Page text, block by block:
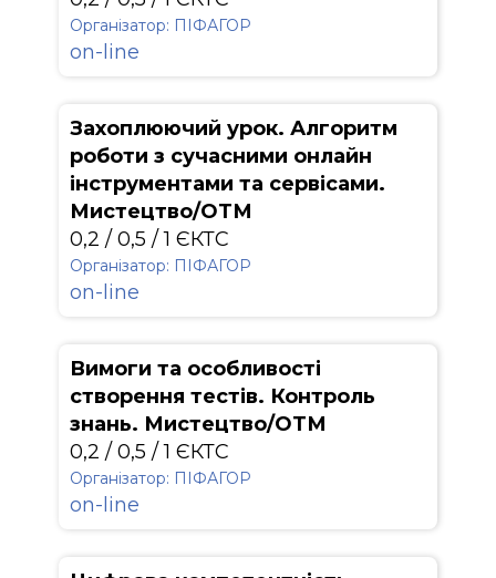
Організатор: ПІФАГОР
on-line
Захоплюючий урок. Алгоритм
роботи з сучасними онлайн
інструментами та сервісами.
Мистецтво/ОТМ
0,2 / 0,5 / 1 ЄКТС
Організатор: ПІФАГОР
on-line
Вимоги та особливості
створення тестів. Контроль
знань. Мистецтво/ОТМ
0,2 / 0,5 / 1 ЄКТС
Організатор: ПІФАГОР
on-line